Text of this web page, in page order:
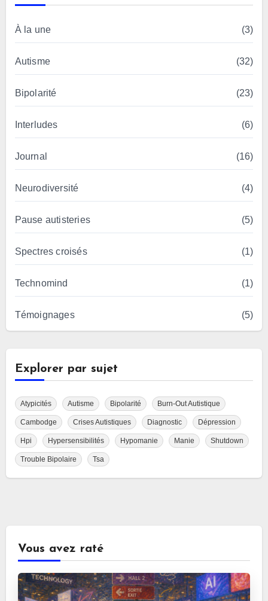
À la une (3)
Autisme (32)
Bipolarité (23)
Interludes (6)
Journal (16)
Neurodiversité (4)
Pause autisteries (5)
Spectres croisés (1)
Technomind (1)
Témoignages (5)
Explorer par sujet
Atypicités Autisme Bipolarité Burn-Out Autistique
Cambodge Crises Autistiques Diagnostic Dépression
Hpi Hypersensibilités Hypomanie Manie Shutdown
Trouble Bipolaire Tsa
Vous avez raté